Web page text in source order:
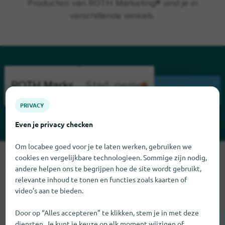
Producten van ROTH Marketing® vind je in
Sorry, we kunnen ROTH Marketing op dit moment niet vinden.
Als u weet waar ROTH Marketing te vinden is, zouden we het
erg op prijs stellen als u ons dat laat weten.
PRIVACY
Even je privacy checken
Om locabee goed voor je te laten werken, gebruiken we
cookies en vergelijkbare technologieen. Sommige zijn nodig,
andere helpen ons te begrijpen hoe de site wordt gebruikt,
relevante inhoud te tonen en functies zoals kaarten of
video’s aan te bieden.
Door op “Alles accepteren” te klikken, stem je in met deze